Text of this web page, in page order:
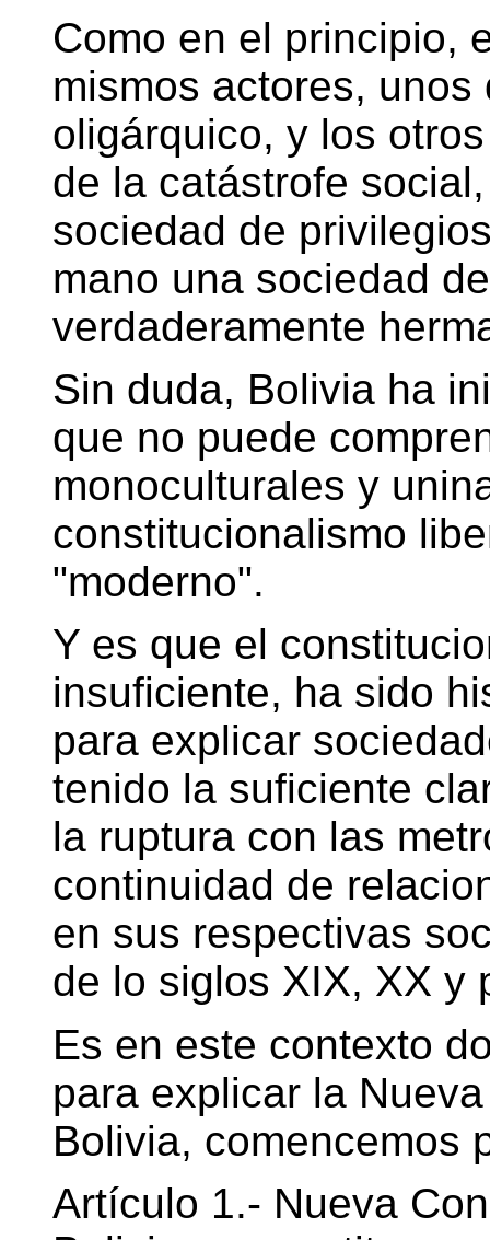
Como en el principio,
mismos actores,
oligárquico, y los
de la catástrofe
sociedad de
mano una sociedad
verdaderamente
Sin duda, Bolivia ha
que no puede
monoculturales y
constitucionalismo
"moderno".
Y es que el
insuficiente, ha sido
para explicar
tenido la suficiente
la ruptura con las
continuidad de
en sus respectivas
de lo siglos XIX, XX y
Es en este contexto
para explicar la
Bolivia, comencemos
Artículo 1.- Nueva